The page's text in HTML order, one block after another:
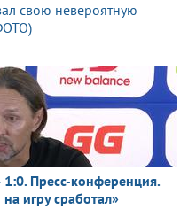
свою невероятную
Пресс-конференция.
игру сработал»